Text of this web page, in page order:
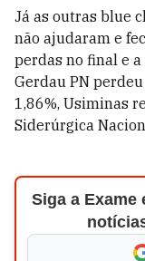
Já as outras blue
não ajudaram e
perdas no final e a
Gerdau PN
1,86%, Usiminas
Siderúrgica
Siga a